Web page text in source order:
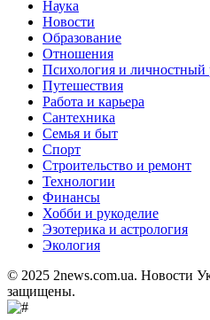
Наука
Новости
Образование
Отношения
Психология и личностный
Путешествия
Работа и карьера
Сантехника
Семья и быт
Спорт
Строительство и ремонт
Технологии
Финансы
Хобби и рукоделие
Эзотерика и астрология
Экология
© 2025 2news.com.ua. Новости
защищены.